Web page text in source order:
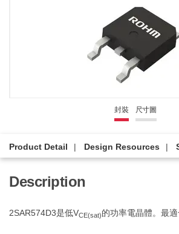
封裝 尺寸圖
Product Detail Design Resources
Description
2SAR574D3是低VCE(sat)的功率電晶體。最適